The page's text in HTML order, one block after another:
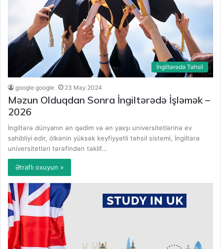
İngiltərədə Təhsil
google google 23 May 2024
Məzun Olduqdan Sonra İngiltərədə İşləmək –
2026
İngiltərə dünyanın ən qədim və ən yaxşı universitetlərinə ev
sahibliyi edir, ölkənin yüksək keyfiyyətli təhsil sistemi, İngiltərə
universitetləri tərəfindən təklif…
Ətraflı oxuyun »